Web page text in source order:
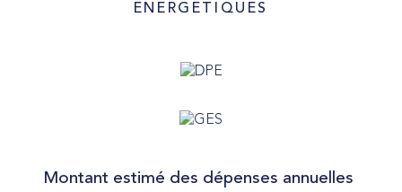
ENERGETIQUES
Montant estimé des dépenses annuelles